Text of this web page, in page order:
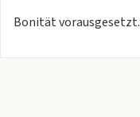
Bonität vorausgesetzt.